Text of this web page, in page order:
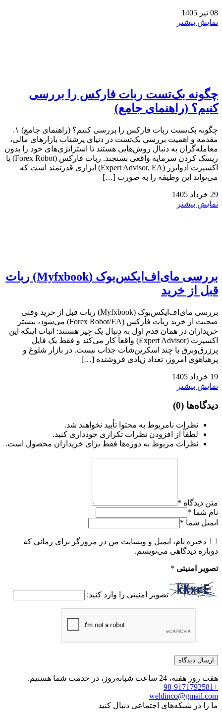
08 تیر 1405
نمایش بیشتر
چگونه بک‌تست ربات فارکس را بررسی
کنیم؟ (راهنمای جامع)
چگونه بک‌تست ربات فارکس را بررسی کنیم؟ (راهنمای جامع) ۱.
مقدمه و اهمیت بررسی بک‌تست در دنیای پرشتاب بازارهای مالی،
معامله‌گران به دنبال روش‌هایی هستند تا استراتژی‌های خود را بدون
ریسک کردن سرمایه واقعی بسنجند. ربات فارکس (Forex Robot) یا
اکسپرت ادوایزر (Expert Advisor, EA) ابزاری قدرتمند است که
می‌تواند این وظیفه را به صورت […]
29 خرداد 1405
نمایش بیشتر
بررسی مای‌اف‌ایکس‌بوک (Myfxbook) ربات
قبل از خرید
بررسی مای‌اف‌ایکس‌بوک (Myfxbook) ربات قبل از خرید وقتی
صحبت از خرید ربات فارکس (Forex Robot/EA) می‌شود، بیشتر
خریداران در همان قدم اول به دنبال یک چیز هستند: اثبات اینکه این
اکسپرت (Expert Advisor) واقعاً کار می‌کند و فقط یک فایل
پرزرق‌وبرق با چند اسکرین‌شات جذاب نیست. در بازار شلوغ و
پرهیاهوی امروز، تعداد زیادی فروشنده […]
19 خرداد 1405
نمایش بیشتر
دیدگاه‌ها (0)
نظرات نامربوط به محتوا تأیید نخواهند شد.
لطفاً از افزودن نظرات تکراری خودداری کنید.
نظرات مربوط به دوره‌ها فقط برای خریداران محصول است.
متن دیدگاه *
نام شما *
ایمیل شما *
ذخیره نام، ایمیل و وبسایت من در مرورگر برای زمانی که
دوباره دیدگاهی می‌نویسم.
تصویر امنیتی *
تصویر امنیتی را وارد کنید:
هفت روز هفته، 24 ساعت شبانه‌روز، در خدمت شما هستیم.
+98-9171792581
weldinco@gmail.com
ما را در شبکه‌های اجتماعی دنبال کنید